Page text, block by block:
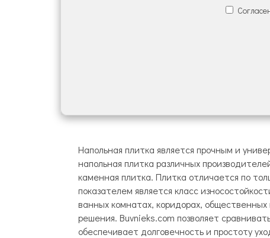
Напольная плитка является прочным и
напольная плитка различных
каменная плитка. Плитка отличается по
показателем является класс
ванных комнатах, коридорах,
решения. Buvnieks.com позволяет
обеспечивает долговечность и простоту